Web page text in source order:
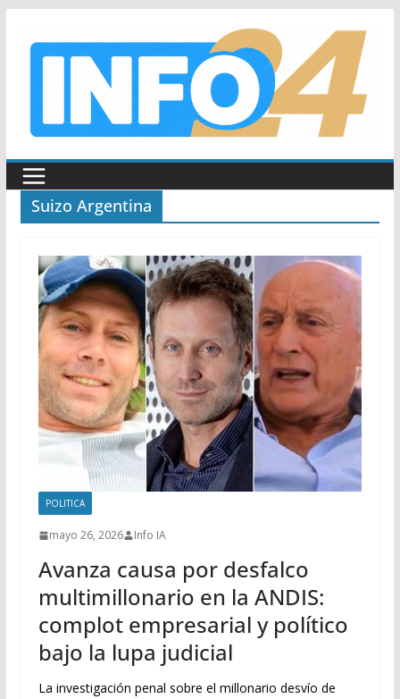
Suizo Argentina
POLITICA
mayo 26, 2026 Info IA
Avanza causa por desfalco
multimillonario en la ANDIS:
complot empresarial y político
bajo la lupa judicial
La investigación penal sobre el millonario desvío de